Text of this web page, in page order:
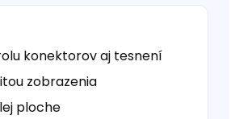
konektorov aj tesnení
zobrazenia
ploche